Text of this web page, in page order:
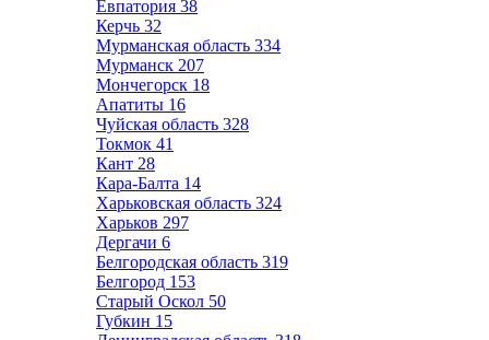
Евпатория 38
Керчь 32
Мурманская область 334
Мурманск 207
Мончегорск 18
Апатиты 16
Чуйская область 328
Токмок 41
Кант 28
Кара-Балта 14
Харьковская область 324
Харьков 297
Дергачи 6
Белгородская область 319
Белгород 153
Старый Оскол 50
Губкин 15